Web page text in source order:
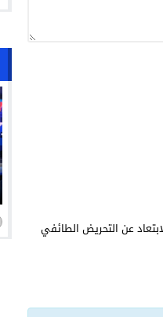
عن التحريض الطائفي